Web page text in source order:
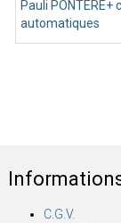
Pauli
automatiques
C.G.V.